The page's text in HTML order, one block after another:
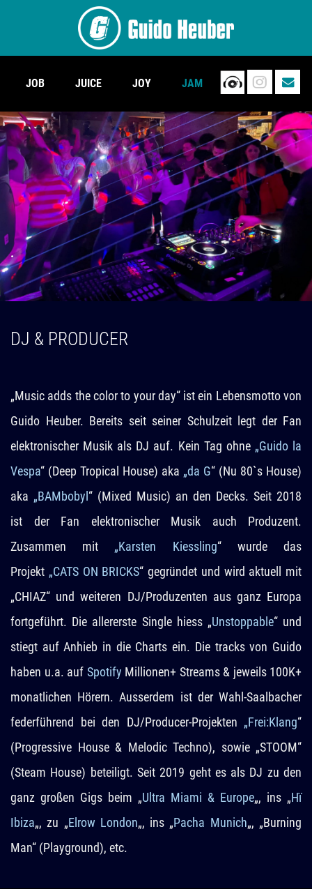
JOB JUICE JOY JAM
.
.
DJ & PRODUCER
„Music adds the color to your day“ ist ein Lebensmotto von
Guido Heuber. Bereits seit seiner Schulzeit legt der Fan
elektronischer Musik als DJ auf. Kein Tag ohne „Guido la
Vespa“ (Deep Tropical House) aka „da G“ (Nu 80`s House)
aka „BAMbobyl “ (Mixed Music) an den Decks. Seit 2018
ist der Fan elektronischer Musik auch Produzent.
Zusammen mit „Karsten Kiessling“ wurde das
Projekt „CATS ON BRICKS“ gegründet und wird aktuell mit
„CHIAZ“ und weiteren DJ/Produzenten aus ganz Europa
fortgeführt. Die allererste Single hiess „Unstoppable“ und
stiegt auf Anhieb in die Charts ein. Die tracks von Guido
haben u.a. auf Spotify Millionen+ Streams & jeweils 100K+
monatlichen Hörern. Ausserdem ist der Wahl-Saalbacher
federführend bei den DJ/Producer-Projekten „Frei:Klang“
(Progressive House & Melodic Techno), sowie „STOOM“
(Steam House) beteiligt. Seit 2019 geht es als DJ zu den
ganz großen Gigs beim „Ultra Miami & Europe„, ins „Hï
Ibiza„, zu „Elrow London„, ins „Pacha Munich„, „Burning
Man“ (Playground), etc.